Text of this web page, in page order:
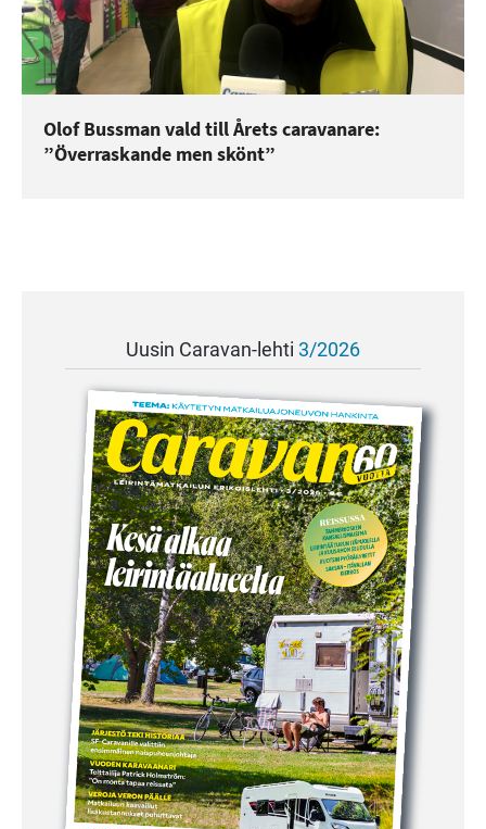
Olof Bussman vald till Årets caravanare:
”Överraskande men skönt”
Uusin Caravan-lehti 3/2026